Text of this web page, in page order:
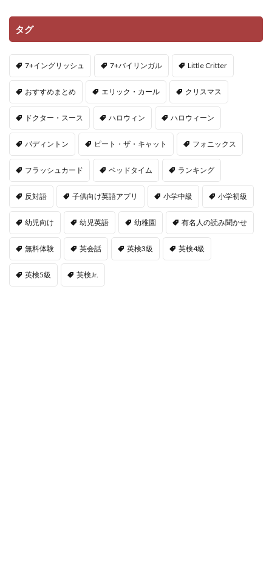
タグ
7+イングリッシュ 7+バイリンガル Little Critter
おすすめまとめ エリック・カール クリスマス
ドクター・スース ハロウィン ハロウィーン
パディントン ピート・ザ・キャット フォニックス
フラッシュカード ベッドタイム ランキング
反対語 子供向け英語アプリ 小学中級 小学初級
幼児向け 幼児英語 幼稚園 有名人の読み聞かせ
無料体験 英会話 英検3級 英検4級
英検5級 英検Jr.